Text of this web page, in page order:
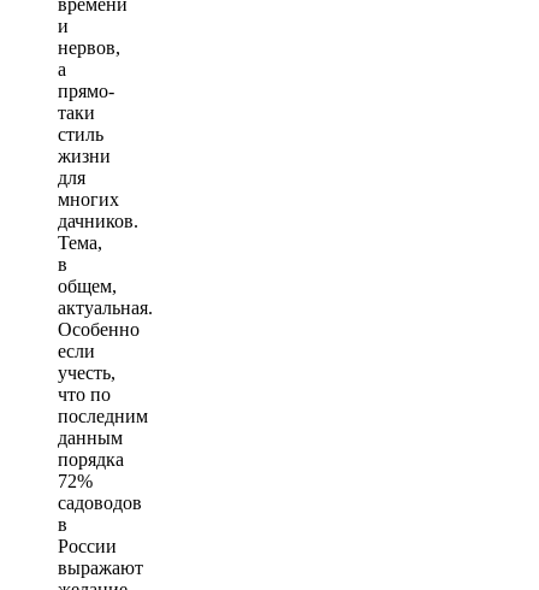
и
нервов,
а
прямо-
таки
стиль
жизни
для
многих
дачников.
Тема,
в
общем,
актуальная.
Особенно
если
учесть,
что по
последним
данным
порядка
72%
садоводов
в
России
выражают